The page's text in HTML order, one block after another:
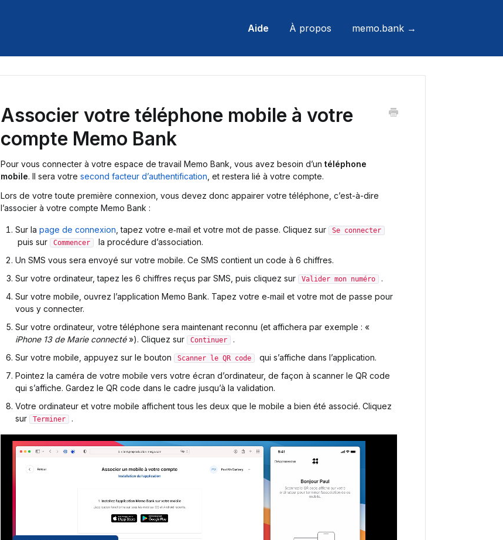
Aide À propos memo.bank →
Associer votre téléphone mobile à votre
compte Memo Bank
Pour vous connecter à votre espace de travail Memo Bank, vous avez besoin d’un téléphone
mobile. Il sera votre second facteur d’authentification , et restera lié à votre compte.
Lors de votre toute première connexion, vous devez donc appairer votre téléphone, c’est-à-dire
l’associer à votre compte Memo Bank :
Sur la page de connexion , tapez votre e‑mail et votre mot de passe. Cliquez sur Se connecter
puis sur Commencer la procédure d’association.
Un SMS vous sera envoyé sur votre mobile. Ce SMS contient un code à 6 chiffres.
Sur votre ordinateur, tapez les 6 chiffres reçus par SMS, puis cliquez sur
Valider mon numéro .
Sur votre mobile, ouvrez l’application Memo Bank. Tapez votre e‑mail et votre mot de passe pour
vous y connecter.
Sur votre ordinateur, votre téléphone sera maintenant reconnu (et affichera par exemple : «
iPhone 13 de Marie connecté»). Cliquez sur Continuer .
Sur votre mobile, appuyez sur le bouton
Scanner le QR code qui s’affiche dans l’application.
Pointez la caméra de votre mobile vers votre écran d’ordinateur, de façon à scanner le QR code
qui s’affiche. Gardez le QR code dans le cadre jusqu’à la validation.
Votre ordinateur et votre mobile affichent tous les deux que le mobile a bien été associé. Cliquez
sur
Terminer .